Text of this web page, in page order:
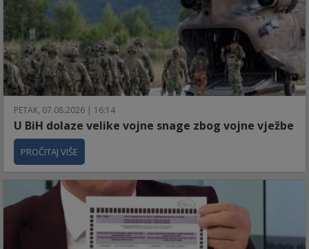
PETAK, 07.08.2026 | 16:14
U BiH dolaze velike vojne snage zbog vojne vježbe
PROČITAJ VIŠE